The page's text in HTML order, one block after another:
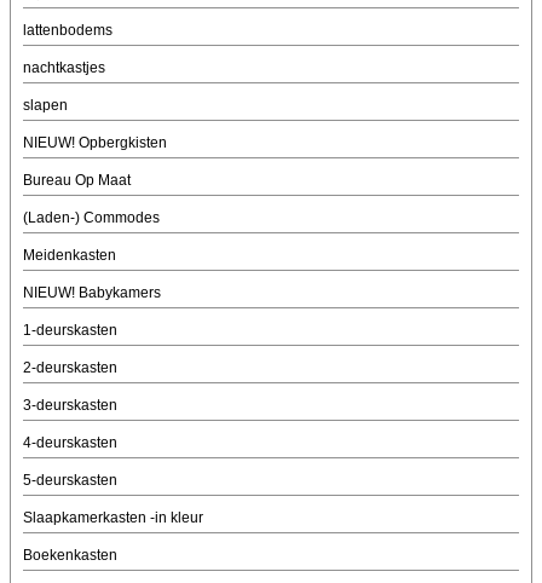
lattenbodems
nachtkastjes
slapen
NIEUW! Opbergkisten
Bureau Op Maat
(Laden-) Commodes
Meidenkasten
NIEUW! Babykamers
1-deurskasten
2-deurskasten
3-deurskasten
4-deurskasten
5-deurskasten
Slaapkamerkasten -in kleur
Boekenkasten